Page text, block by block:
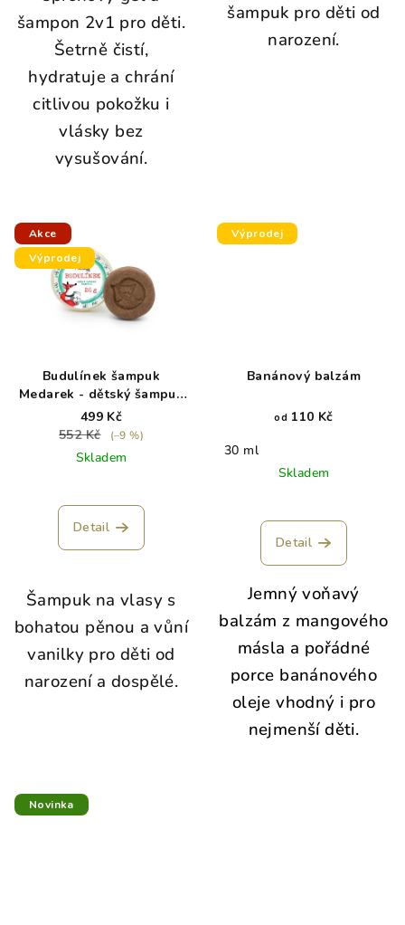
šampon 2v1 pro děti.
Šetrně čistí,
hydratuje a chrání
citlivou pokožku i
vlásky bez
vysušování.
šampuk pro děti od
narození.
Akce
Výprodej
Budulínek šampuk
Medarek - dětský šampuk
se sladkou vůní 130 g -
exp. 8/26
499 Kč
552 Kč
(–9 %)
Skladem
Detail
Šampuk na vlasy s
bohatou pěnou a vůní
vanilky pro děti od
narození a dospělé.
Výprodej
Banánový balzám
od 110 Kč
30 ml
Skladem
Detail
Jemný voňavý
balzám z mangového
másla a pořádné
porce banánového
oleje vhodný i pro
nejmenší děti.
Novinka